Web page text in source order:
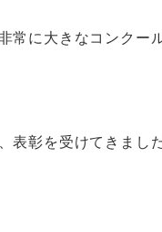
常に大きなコンクー
表彰を受けてきました